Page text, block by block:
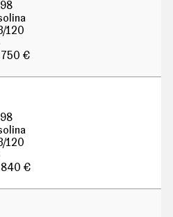
120
€
120
€